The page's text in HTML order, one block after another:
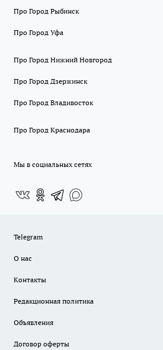
Про Город Рыбинск
Про Город Уфа
Про Город Нижний Новгород
Про Город Дзержинск
Про Город Владивосток
Про Город Краснодара
Мы в социальных сетях
Telegram
О нас
Контакты
Редакционная политика
Объявления
Договор оферты